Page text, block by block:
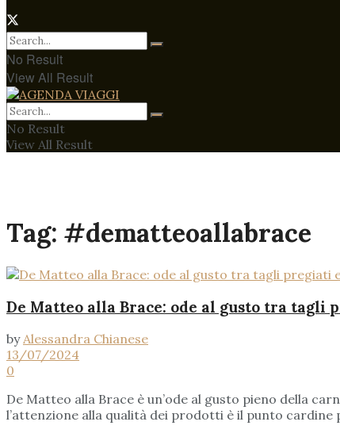
No Result
View All Result
No Result
View All Result
Tag: #dematteoallabrace
De Matteo alla Brace: ode al gusto tra
by Alessandra Chianese
13/07/2024
0
De Matteo alla Brace è un’ode al gusto pieno della
l’attenzione alla qualità dei prodotti è il punto